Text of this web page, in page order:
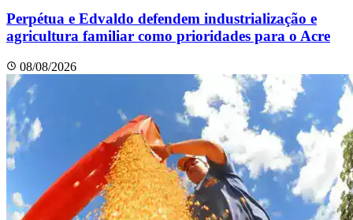
Perpétua e Edvaldo defendem industrialização e
agricultura familiar como prioridades para o Acre
08/08/2026